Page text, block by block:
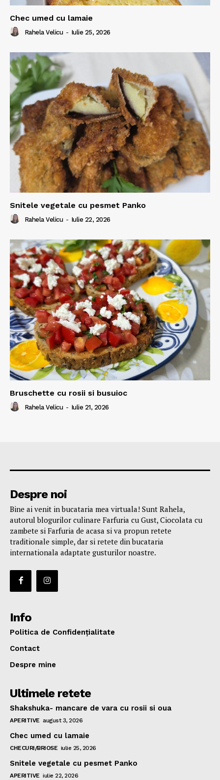
Chec umed cu lamaie
Rahela Velicu - Iulie 25, 2026
Snitele vegetale cu pesmet Panko
Rahela Velicu - Iulie 22, 2026
Bruschette cu rosii si busuioc
Rahela Velicu - Iulie 21, 2026
Despre noi
Bine ai venit in bucataria mea virtuala! Sunt Rahela,
autorul blogurilor culinare Farfuria cu Gust, Ciocolata cu
zambete si Farfuria de acasa si va propun retete
traditionale simple, dar si retete din bucataria
internationala adaptate gusturilor noastre.
Info
Politica de Confidențialitate
Contact
Despre mine
Ultimele retete
Shakshuka- mancare de vara cu rosii si oua
APERITIVE august 3, 2026
Chec umed cu lamaie
CHECURI/BRIOSE iulie 25, 2026
Snitele vegetale cu pesmet Panko
APERITIVE iulie 22, 2026